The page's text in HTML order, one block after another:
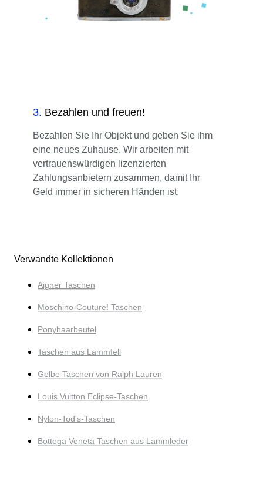
3. Bezahlen und freuen!
Bezahlen Sie Ihr Objekt und geben Sie ihm
eine neues Zuhause. Wir arbeiten mit
vertrauenswürdigen lizenzierten
Zahlungsanbietern zusammen, damit Ihr
Geld immer in sicheren Händen ist.
Verwandte Kollektionen
Aigner Taschen
Moschino-Couture! Taschen
Ponyhaarbeutel
Taschen aus Lammfell
Gelbe Taschen von Ralph Lauren
Louis Vuitton Eclipse-Taschen
Nylon-Tod's-Taschen
Bottega Veneta Taschen aus Lammleder